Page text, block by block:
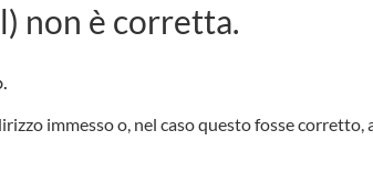
non è corretta.
immesso o, nel caso questo fosse